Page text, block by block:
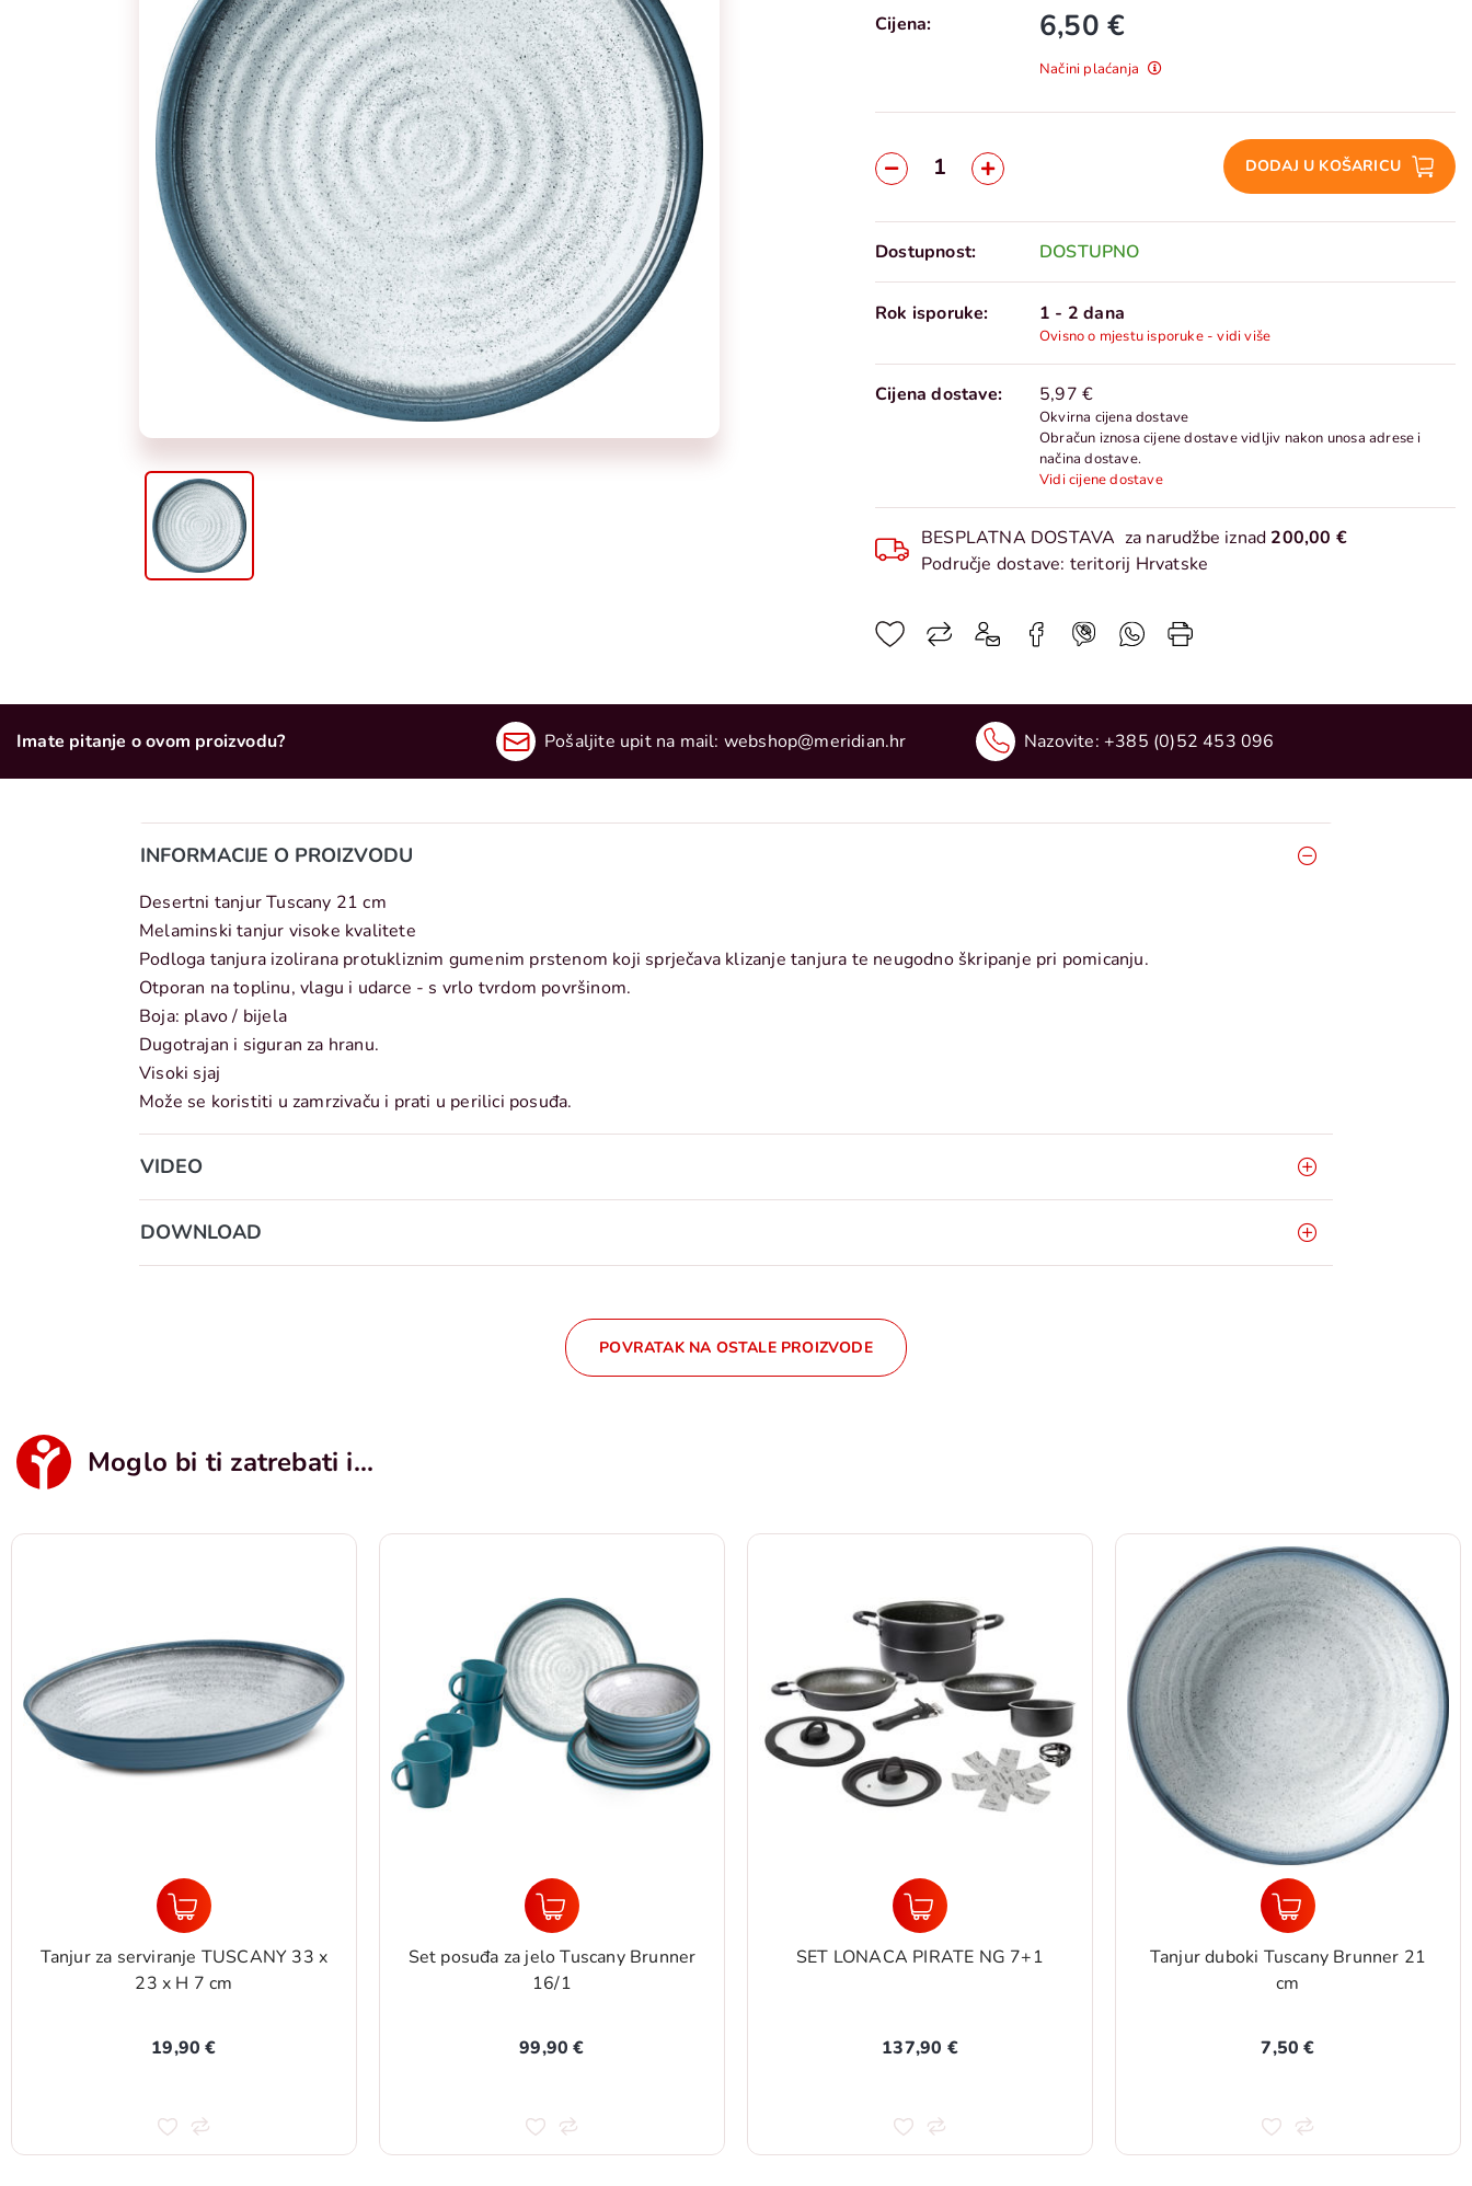
Cijena: 6,50 €
Načini plaćanja
DODAJ U KOŠARICU
Dostupnost: DOSTUPNO
Rok isporuke: 1 - 2 dana
Ovisno o mjestu isporuke - vidi više
Cijena dostave: 5,97 €
Okvirna cijena dostave
Obračun iznosa cijene dostave vidljiv nakon unosa adrese i
načina dostave.
Vidi cijene dostave
BESPLATNA DOSTAVA za narudžbe iznad 200,00 €
Područje dostave: teritorij Hrvatske
Imate pitanje o ovom proizvodu? Pošaljite upit na mail: webshop@meridian.hr Nazovite: +385 (0)52 453 096
INFORMACIJE O PROIZVODU
Desertni tanjur Tuscany 21 cm
Melaminski tanjur visoke kvalitete
Podloga tanjura izolirana protukliznim gumenim prstenom koji sprječava klizanje tanjura te neugodno škripanje pri pomicanju.
Otporan na toplinu, vlagu i udarce - s vrlo tvrdom površinom.
Boja: plavo / bijela
Dugotrajan i siguran za hranu.
Visoki sjaj
Može se koristiti u zamrzivaču i prati u perilici posuđa.
VIDEO
DOWNLOAD
POVRATAK NA OSTALE PROIZVODE
Moglo bi ti zatrebati i...
Tanjur za serviranje TUSCANY 33 x
23 x H 7 cm
19,90 €
Set posuđa za jelo Tuscany Brunner
16/1
99,90 €
SET LONACA PIRATE NG 7+1
137,90 €
Tanjur duboki Tuscany Brunner 21
cm
7,50 €